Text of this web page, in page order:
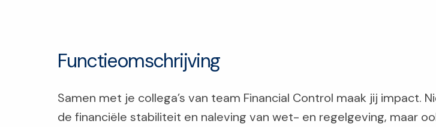
Functieomschrijving
Samen met je collega’s van team Financial Control maak jij impact.
de financiële stabiliteit en naleving van wet- en regelgeving, maar